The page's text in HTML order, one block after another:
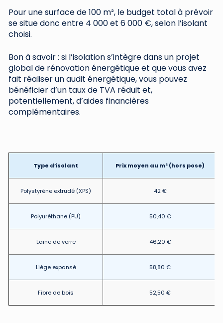
Pour une surface de 100 m², le budget total à prévoir
se situe donc entre 4 000 et 6 000 €, selon l’isolant
choisi.
Bon à savoir : si l’isolation s’intègre dans un projet
global de rénovation énergétique et que vous avez
fait réaliser un audit énergétique, vous pouvez
bénéficier d’un taux de TVA réduit et,
potentiellement, d’aides financières
complémentaires.
Type d’isolant Prix moyen au m² (hors pose)
Polystyrène extrudé (XPS) 42 €
Polyuréthane (PU) 50,40 €
Laine de verre 46,20 €
Liège expansé 58,80 €
Fibre de bois 52,50 €